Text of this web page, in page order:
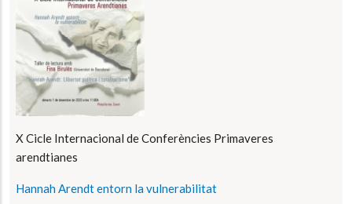
X Cicle Internacional de Conferències Primaveres
arendtianes
Hannah Arendt entorn la vulnerabilitat